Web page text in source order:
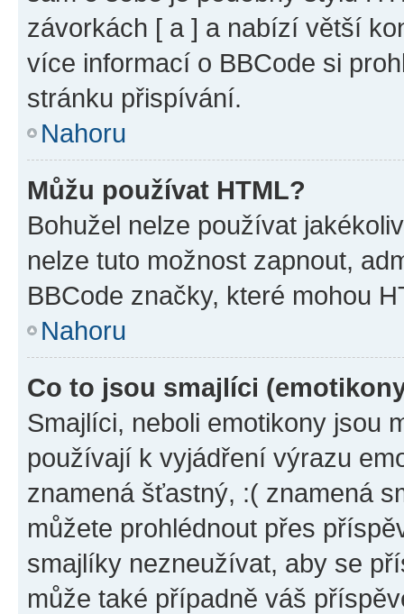
závorkách [ a ] a nabízí větší
více informací o BBCode si
stránku přispívání.
Nahoru
Můžu používat HTML?
Bohužel nelze používat
nelze tuto možnost zapnout,
BBCode značky, které mohou
Nahoru
Co to jsou smajlíci
Smajlíci, neboli emotikony jsou
používají k vyjádření výrazu
znamená šťastný, :( znamená
můžete prohlédnout přes
smajlíky nezneužívat, aby se
může také případně váš